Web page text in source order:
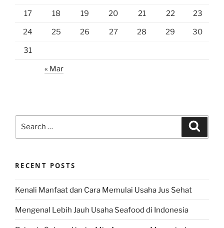
17 18 19 20 21 22 23
24 25 26 27 28 29 30
31
« Mar
RECENT POSTS
Kenali Manfaat dan Cara Memulai Usaha Jus Sehat
Mengenal Lebih Jauh Usaha Seafood di Indonesia